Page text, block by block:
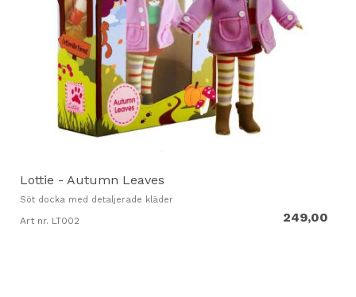
Lottie - Autumn Leaves
Söt docka med detaljerade kläder
Art nr. LT002 249,00